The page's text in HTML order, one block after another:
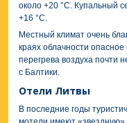
около +20 °C. Купальный
+16 °C.
Местный климат очень
краях облачности
перегрева воздуха почти
с Балтики.
Отели Литвы
В последние годы